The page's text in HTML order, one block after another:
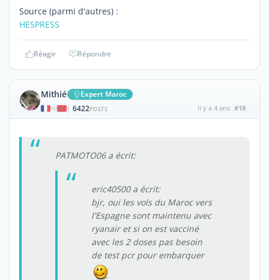
Source (parmi d'autres) :
HESPRESS
Réagir Répondre
Mithié Expert Maroc
| 6422POSTS il y a 4 ans #18
PATMOTO06 a écrit:
eric40500 a écrit:
bjr, oui les vols du Maroc vers
l'Espagne sont maintenu avec
ryanair et si on est vacciné
avec les 2 doses pas besoin
de test pcr pour embarquer